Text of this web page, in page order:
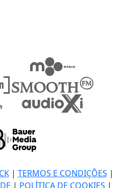
| TERMOS E CONDIÇÕES |
| POLÍTICA DE COOKIES |